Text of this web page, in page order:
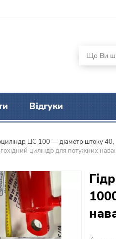
Відгуки
ЦС 100 — діаметр штоку
циліндр для потужних